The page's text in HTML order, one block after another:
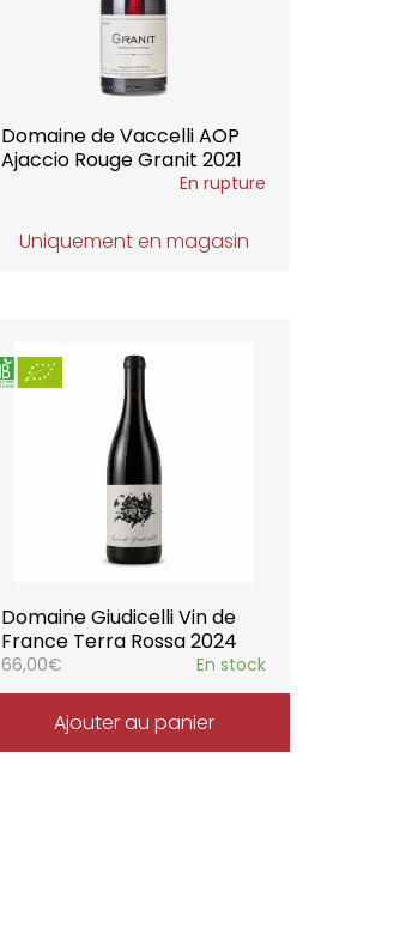
Domaine de Vaccelli AOP
Ajaccio Rouge Granit 2021
En rupture
Uniquement en magasin
Domaine Giudicelli Vin de
France Terra Rossa 2024
66,00€ En stock
Ajouter au panier